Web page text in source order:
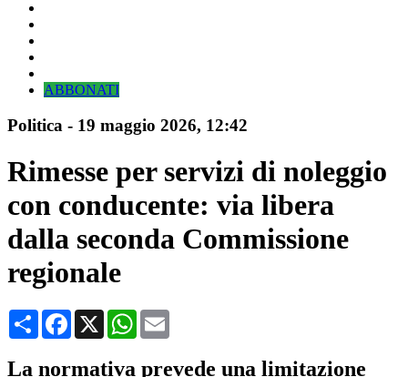
ABBONATI
Politica - 19 maggio 2026, 12:42
Rimesse per servizi di noleggio
con conducente: via libera
dalla seconda Commissione
regionale
CondividiFacebook
X WhatsApp
La normativa prevede una limitazione